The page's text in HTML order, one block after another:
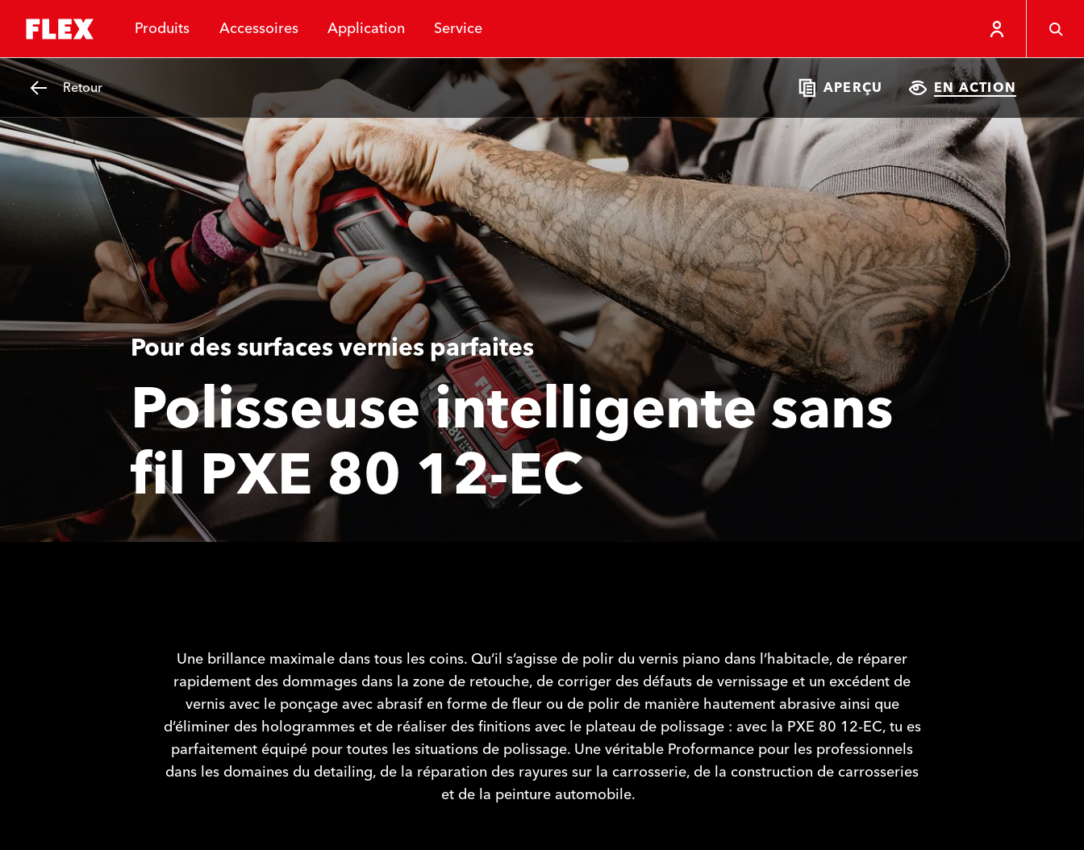
Produits Accessoires Application Service
Retour APERÇU EN ACTION
Pour des surfaces vernies parfaites
Polisseuse intelligente sans
fil PXE 80 12-EC
Une brillance maximale dans tous les coins. Qu’il s’agisse de polir du vernis piano dans l’habitacle, de réparer
rapidement des dommages dans la zone de retouche, de corriger des défauts de vernissage et un excédent de
vernis avec le ponçage avec abrasif en forme de fleur ou de polir de manière hautement abrasive ainsi que
d’éliminer des hologrammes et de réaliser des finitions avec le plateau de polissage : avec la PXE 80 12-EC, tu es
parfaitement équipé pour toutes les situations de polissage. Une véritable Proformance pour les professionnels
dans les domaines du detailing, de la réparation des rayures sur la carrosserie, de la construction de carrosseries
et de la peinture automobile.